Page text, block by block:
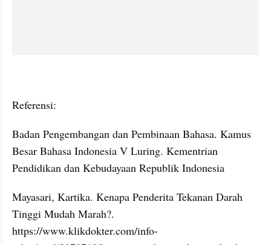
Referensi:
Badan Pengembangan dan Pembinaan Bahasa. Kamus
Besar Bahasa Indonesia V Luring. Kementrian
Pendidikan dan Kebudayaan Republik Indonesia
Mayasari, Kartika. Kenapa Penderita Tekanan Darah
Tinggi Mudah Marah?.
https://www.klikdokter.com/info-